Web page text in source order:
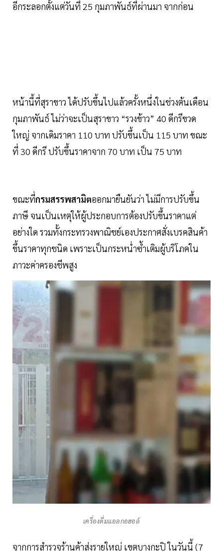
อีกระลอกตั้งแต่วันที่ 25 กุมภาพันธ์ที่ผ่านมา จากก่อน
หน้านี้ที่สุราขาว ได้ปรับขึ้นไปแล้วครั้งหนึ่งในช่วงต้นเดือน
กุมภาพันธ์ ไม่ว่าจะเป็นสุราขาว “รวงข้าว” 40 ดีกรีขวด
ใหญ่ จากเดิมราคา 110 บาท ปรับขึ้นเป็น 115 บาท ขณะ
ที่ 30 ดีกรี ปรับขึ้นราคาจาก 70 บาท เป็น 75 บาท
ขณะที่กรมสรรพสามิตออกมายืนยันว่า ไม่มีการปรับขึ้น
ภาษี จนเป็นเหตุให้ผู้ประกอบการต้องปรับขึ้นราคาแต่
อย่างใด รวมทั้งกระทรวงพาณิชย์เองประกาศสั่งเบรคสินค้า
ขึ้นราคาทุกชนิด เพราะเป็นกระหน่ำซ้ำเติมผู้บริโภคใน
ภาวะค่าครองชีพสูง
เครื่องดื่มแอลกอฮอล์
จากการสำรวจร้านค้าส่งรายใหญ่ เขตบางกะปิ ในวันนี้ (7